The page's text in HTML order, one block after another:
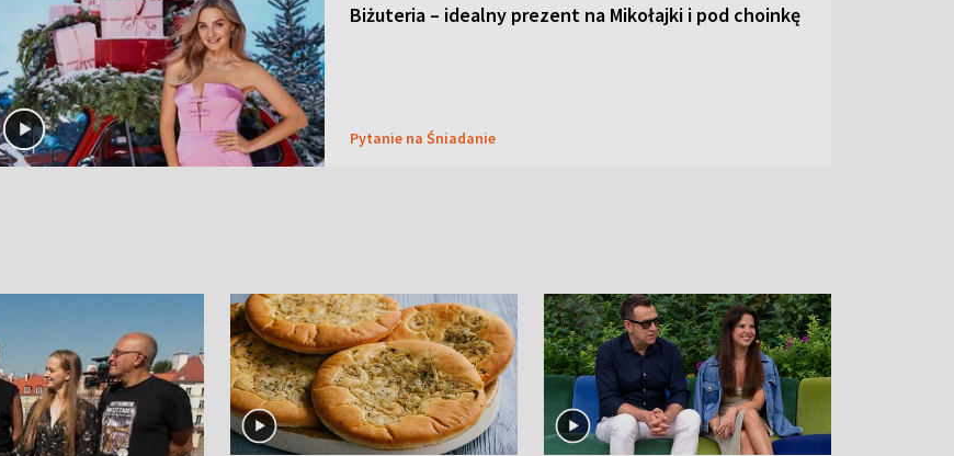
Biżuteria – idealny prezent na Mikołajki i pod choinkę
Pytanie na Śniadanie